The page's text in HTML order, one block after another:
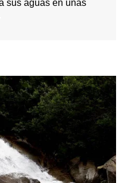
sus aguas en unas